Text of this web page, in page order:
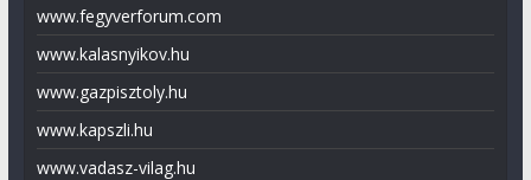
www.fegyverforum.com
www.kalasnyikov.hu
www.gazpisztoly.hu
www.kapszli.hu
www.vadasz-vilag.hu